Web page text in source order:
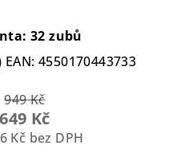
32 zubů
EAN: 4550170443733
949 Kč
649 Kč
Kč bez DPH